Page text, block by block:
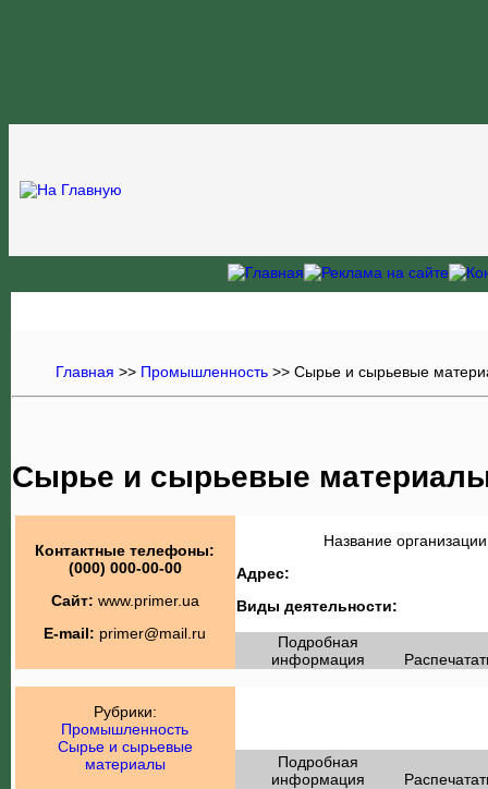
Главная >> Промышленность >> Сырье и сырьевые
Сырье и сырьевые
Контактные телефоны:
(000) 000-00-00
Сайт: www.primer.ua
E-mail: primer@mail.ru
Название организации
Адрес:
Виды деятельности:
Подробная
информация
Рубрики:
Промышленность
Сырье и сырьевые
материалы
Подробная
информация